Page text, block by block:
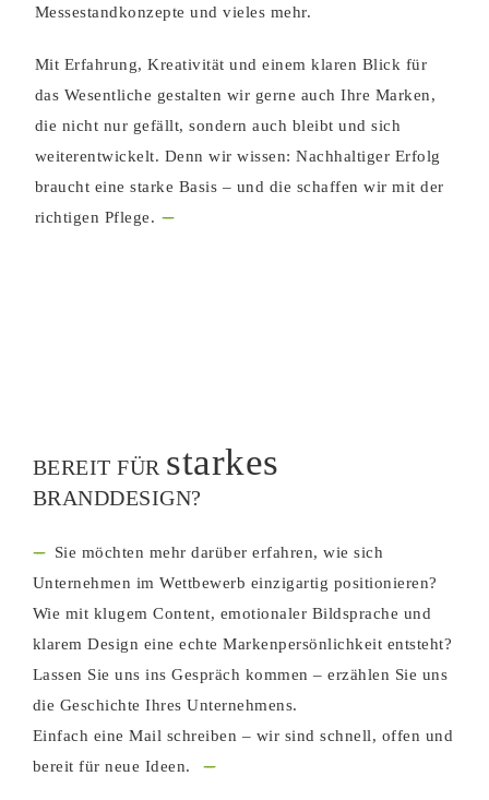
Messestandkonzepte und vieles mehr.
Mit Erfahrung, Kreativität und einem klaren Blick für
das Wesentliche gestalten wir gerne auch Ihre Marken,
die nicht nur gefällt, sondern auch bleibt und sich
weiterentwickelt. Denn wir wissen: Nachhaltiger Erfolg
braucht eine starke Basis – und die schaffen wir mit der
richtigen Pflege. ---
BEREIT FÜR starkes
BRANDDESIGN?
---
Sie möchten mehr darüber erfahren, wie sich
Unternehmen im Wettbewerb einzigartig positionieren?
Wie mit klugem Content, emotionaler Bildsprache und
klarem Design eine echte Markenpersönlichkeit entsteht?
Lassen Sie uns ins Gespräch kommen – erzählen Sie uns
die Geschichte Ihres Unternehmens.
Einfach eine Mail schreiben – wir sind schnell, offen und
bereit für neue Ideen.
---